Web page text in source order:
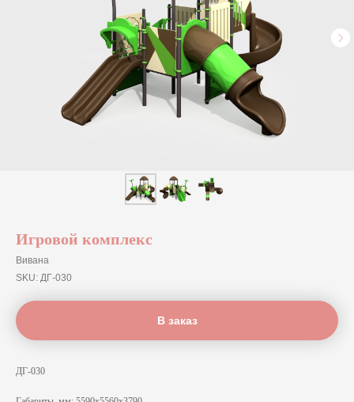
Игровой комплекс
Вивана
SKU: ДГ-030
В заказ
ДГ-030